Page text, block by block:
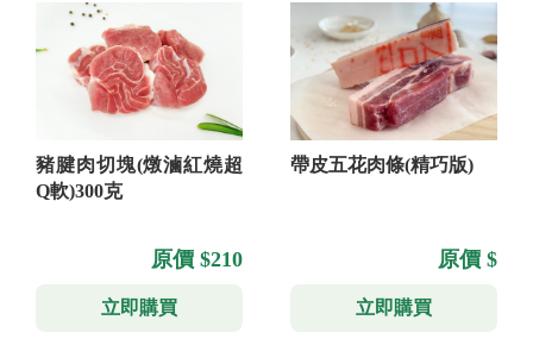
豬腱肉切塊(燉滷紅燒超
Q軟)300克
原價 $210
立即購買
帶皮五花肉條(精巧版)
原價 $
立即購買